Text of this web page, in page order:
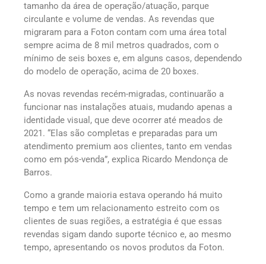
tamanho da área de operação/atuação, parque
circulante e volume de vendas. As revendas que
migraram para a Foton contam com uma área total
sempre acima de 8 mil metros quadrados, com o
mínimo de seis boxes e, em alguns casos, dependendo
do modelo de operação, acima de 20 boxes.
As novas revendas recém-migradas, continuarão a
funcionar nas instalações atuais, mudando apenas a
identidade visual, que deve ocorrer até meados de
2021. “Elas são completas e preparadas para um
atendimento premium aos clientes, tanto em vendas
como em pós-venda”, explica Ricardo Mendonça de
Barros.
Como a grande maioria estava operando há muito
tempo e tem um relacionamento estreito com os
clientes de suas regiões, a estratégia é que essas
revendas sigam dando suporte técnico e, ao mesmo
tempo, apresentando os novos produtos da Foton.